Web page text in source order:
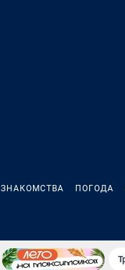
ЗНАКОМСТВА ПОГОДА